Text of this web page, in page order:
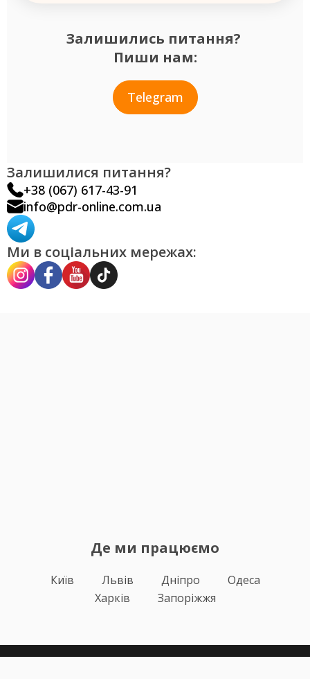
Залишились питання?
Пиши нам:
Telegram
Залишилися питання?
+38 (067) 617-43-91
info@pdr-online.com.ua
Ми в соціальних мережах:
Де ми працюємо
Київ Львів Дніпро
Одеса
Харків
Запоріжжя